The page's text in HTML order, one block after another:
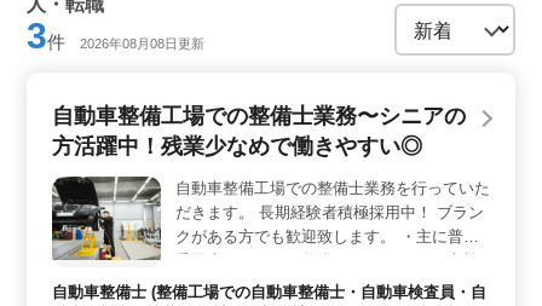
人・転職
3件 2026年08月08日更新
自動車整備工場での整備士業務〜シニアの
方活躍中！残業少なめで働きやすい◎
自動車整備工場での整備士業務を行っていた
だきます。 長期経験者積極採用中！ ブラン
クがある方でも歓迎致します。 ・主に普通
整備、分解整備、車検整備 ・部品の交換、
自動車整備士 (整備工場での自動車整備士・自動車検査員・自